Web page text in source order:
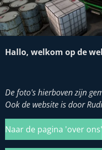
Hallo, welkom op de
De foto's hierboven zijn
Ook de website is door
Naar de pagina 'over ons'